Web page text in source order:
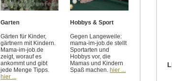
Garten
Gärten für Kinder,
gärtnern mit Kindern.
Mama-im-job.de
zeigt, worauf es
ankommt und gibt
jede Menge Tipps.
hier ...
Hobbys & Sport
Gegen Langeweile:
mama-im-job.de stellt
Sportarten und
Hobbys vor, die
Mamas und Kindern
Spaß machen. hier ...